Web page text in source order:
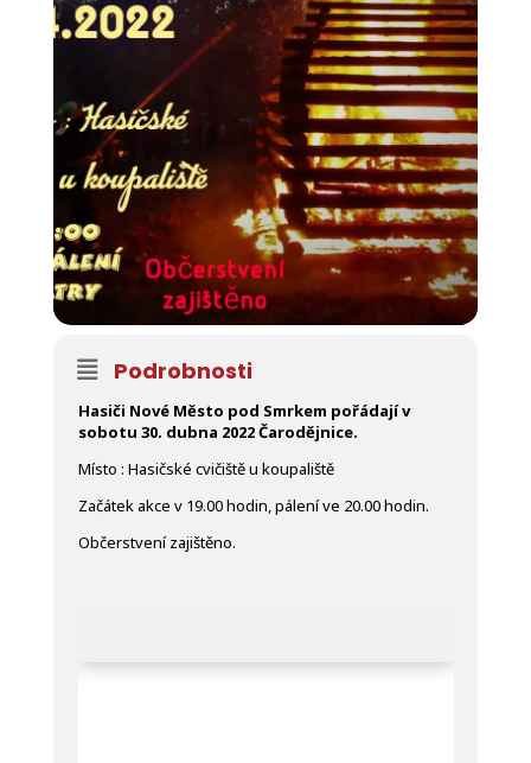
Podrobnosti
Hasiči Nové Město pod Smrkem pořádají v
sobotu 30. dubna 2022 Čarodějnice.
Místo : Hasičské cvičiště u koupaliště
Začátek akce v 19.00 hodin, pálení ve 20.00 hodin.
Občerstvení zajištěno.